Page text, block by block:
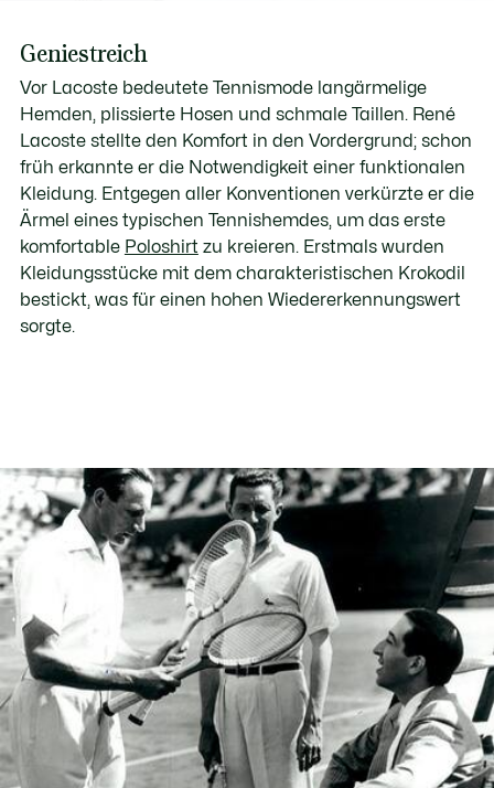
Geniestreich
Vor Lacoste bedeutete Tennismode langärmelige
Hemden, plissierte Hosen und schmale Taillen. René
Lacoste stellte den Komfort in den Vordergrund; schon
früh erkannte er die Notwendigkeit einer funktionalen
Kleidung. Entgegen aller Konventionen verkürzte er die
Ärmel eines typischen Tennishemdes, um das erste
komfortable Poloshirt zu kreieren. Erstmals wurden
Kleidungsstücke mit dem charakteristischen Krokodil
bestickt, was für einen hohen Wiedererkennungswert
sorgte.